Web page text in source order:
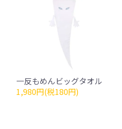
一反もめんビッグタオル
1,980円(税180円)